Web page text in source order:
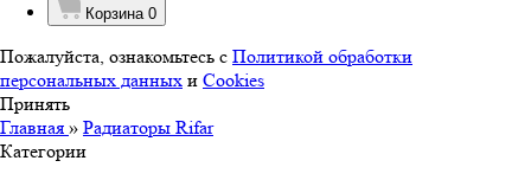
Корзина 0
Пожалуйста, ознакомьтесь с Политикой обработки
персональных данных и Cookies
Принять
Главная » Радиаторы Rifar
Категории